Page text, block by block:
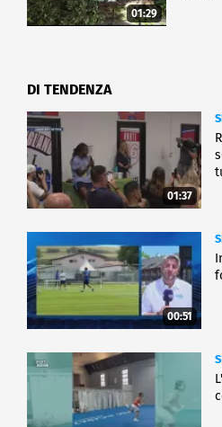
01:29
DI TENDENZA
01:37
00:51